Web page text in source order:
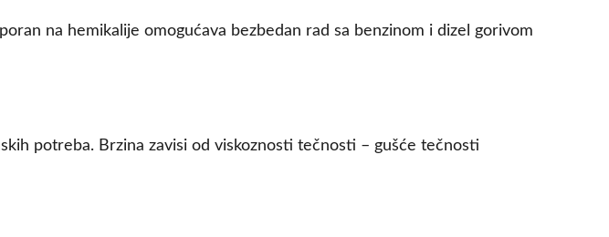
na hemikalije omogućava bezbedan rad sa benzinom i dizel gorivom
potreba. Brzina zavisi od viskoznosti tečnosti – gušće tečnosti